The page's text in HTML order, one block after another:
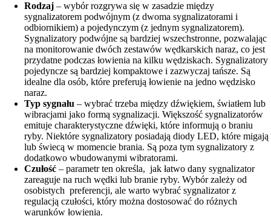
Rodzaj – wybór rozgrywa się w zasadzie między
sygnalizatorem podwójnym (z dwoma sygnalizatorami i
odbiornikiem) a pojedynczym (z jednym sygnalizatorem).
Sygnalizatory podwójne są bardziej wszechstronne, pozwalając
na monitorowanie dwóch zestawów wędkarskich naraz, co jest
przydatne podczas łowienia na kilku wędziskach. Sygnalizatory
pojedyncze są bardziej kompaktowe i zazwyczaj tańsze. Są
idealne dla osób, które preferują łowienie na jedno wędzisko
naraz.
Typ sygnału – wybrać trzeba między dźwiękiem, światłem lub
wibracjami jako formą sygnalizacji. Większość sygnalizatorów
emituje charakterystyczne dźwięki, które informują o braniu
ryby. Niektóre sygnalizatory posiadają diody LED, które migają
lub świecą w momencie brania. Są poza tym sygnalizatory z
dodatkowo wbudowanymi wibratorami.
Czułość – parametr ten określa, jak łatwo dany sygnalizator
zareaguje na ruch wędki lub branie ryby. Wybór zależy od
osobistych preferencji, ale warto wybrać sygnalizator z
regulacją czułości, który można dostosować do różnych
warunków łowienia.